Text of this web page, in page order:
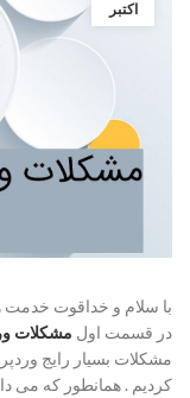
اکتبر
با سلام و خداقوت خدمت
در قسمت اول مشکلات
مشکلات بسیار رایج
کردیم . همانطور که می